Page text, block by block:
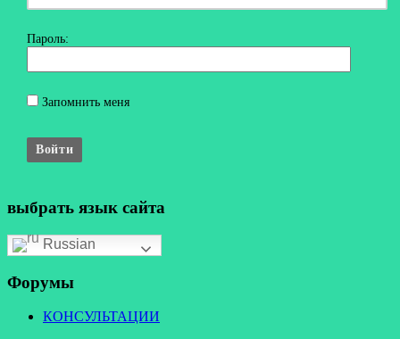
Пароль:
Запомнить меня
Войти
выбрать язык сайта
Russian
Форумы
КОНСУЛЬТАЦИИ